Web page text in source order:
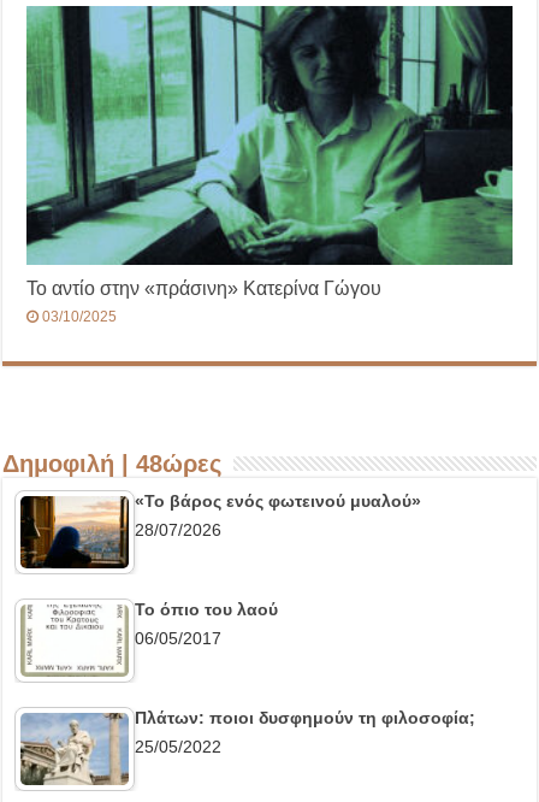
Το αντίο στην «πράσινη» Κατερίνα Γώγου
03/10/2025
Δημοφιλή | 48ώρες
«Το βάρος ενός φωτεινού μυαλού»
28/07/2026
Το όπιο του λαού
06/05/2017
Πλάτων: ποιοι δυσφημούν τη φιλοσοφία;
25/05/2022